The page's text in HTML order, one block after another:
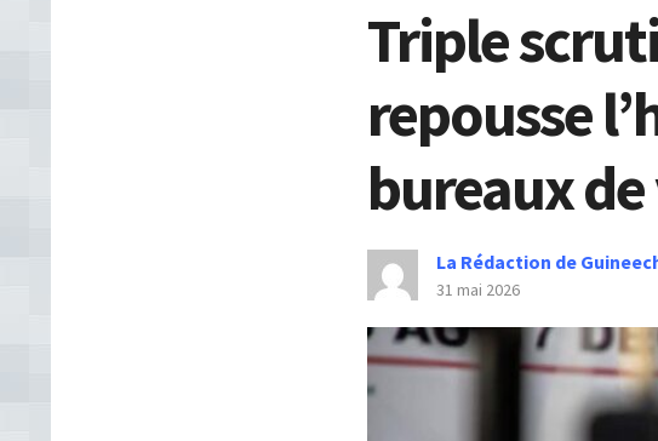
Triple
repousse
bureaux
La Rédaction de
31 mai 2026